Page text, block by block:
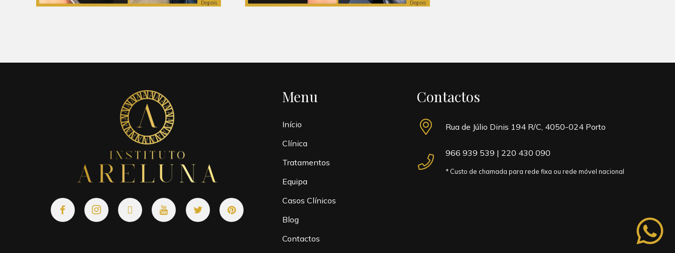
Menu
Início
Clínica
Tratamentos
Equipa
Casos Clínicos
Blog
Contactos
Contactos
Rua de Júlio Dinis 194 R/C, 4050-024 Porto
966 939 539 | 220 430 090
* Custo de chamada para rede fixa ou rede móvel nacional
whatsapp